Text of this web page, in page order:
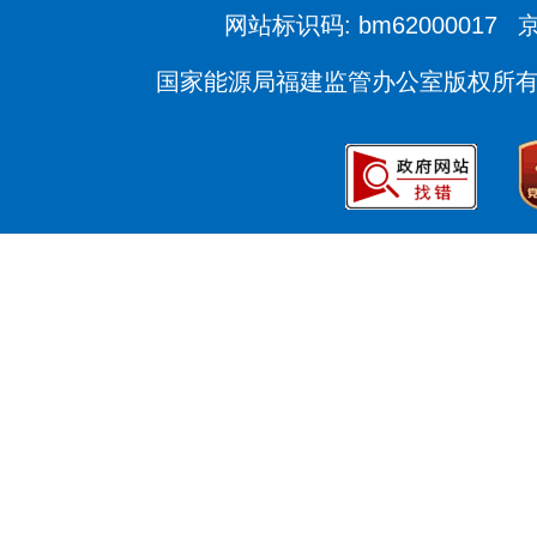
网站标识码: bm62000017
国家能源局福建监管办公室版权所